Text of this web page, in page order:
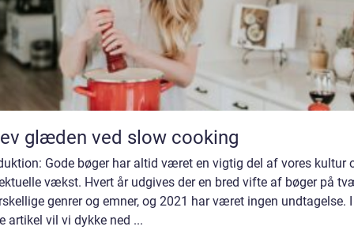
glæden ved slow cooking
Gode bøger har altid været en vigtig del af vores kultur
vækst. Hvert år udgives der en bred vifte af bøger på
genrer og emner, og 2021 har været ingen undtagelse. I
artikel vil vi dykke ned ...